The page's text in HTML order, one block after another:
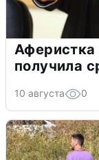
Аферистка
получила
10 августа 0